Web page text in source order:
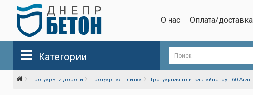
О нас Оплата/доставка
Категории
Тротуары и дороги Тротуарная плитка Тротуарная плитка Лайнстоун 60 Агат